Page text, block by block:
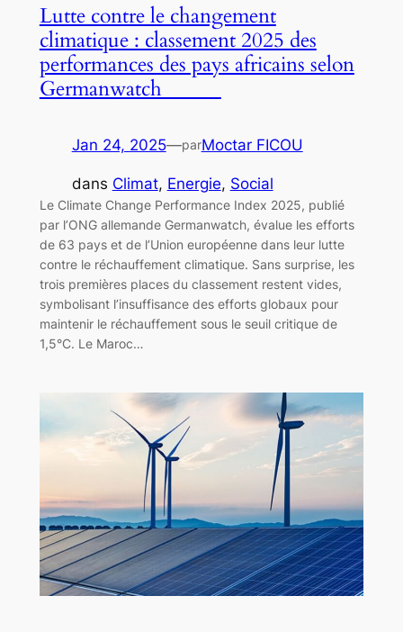
Lutte contre le changement
climatique : classement 2025 des
performances des pays africains selon
Germanwatch
Jan 24, 2025—parMoctar FICOU
dans Climat, Energie, Social
Le Climate Change Performance Index 2025, publié
par l’ONG allemande Germanwatch, évalue les efforts
de 63 pays et de l’Union européenne dans leur lutte
contre le réchauffement climatique. Sans surprise, les
trois premières places du classement restent vides,
symbolisant l’insuffisance des efforts globaux pour
maintenir le réchauffement sous le seuil critique de
1,5°C. Le Maroc…